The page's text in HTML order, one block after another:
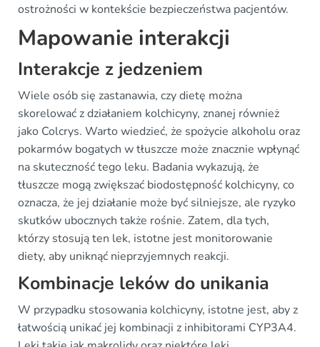
ostrożności w kontekście bezpieczeństwa pacjentów.
Mapowanie interakcji
Interakcje z jedzeniem
Wiele osób się zastanawia, czy dietę można
skorelować z działaniem kolchicyny, znanej również
jako Colcrys. Warto wiedzieć, że spożycie alkoholu oraz
pokarmów bogatych w tłuszcze może znacznie wpłynąć
na skuteczność tego leku. Badania wykazują, że
tłuszcze mogą zwiększać biodostępność kolchicyny, co
oznacza, że jej działanie może być silniejsze, ale ryzyko
skutków ubocznych także rośnie. Zatem, dla tych,
którzy stosują ten lek, istotne jest monitorowanie
diety, aby uniknąć nieprzyjemnych reakcji.
Kombinacje leków do unikania
W przypadku stosowania kolchicyny, istotne jest, aby z
łatwością unikać jej kombinacji z inhibitorami CYP3A4.